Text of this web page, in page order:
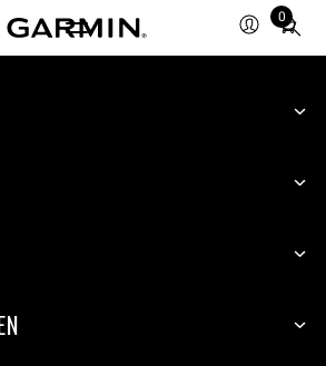
0
Total
items
cart: